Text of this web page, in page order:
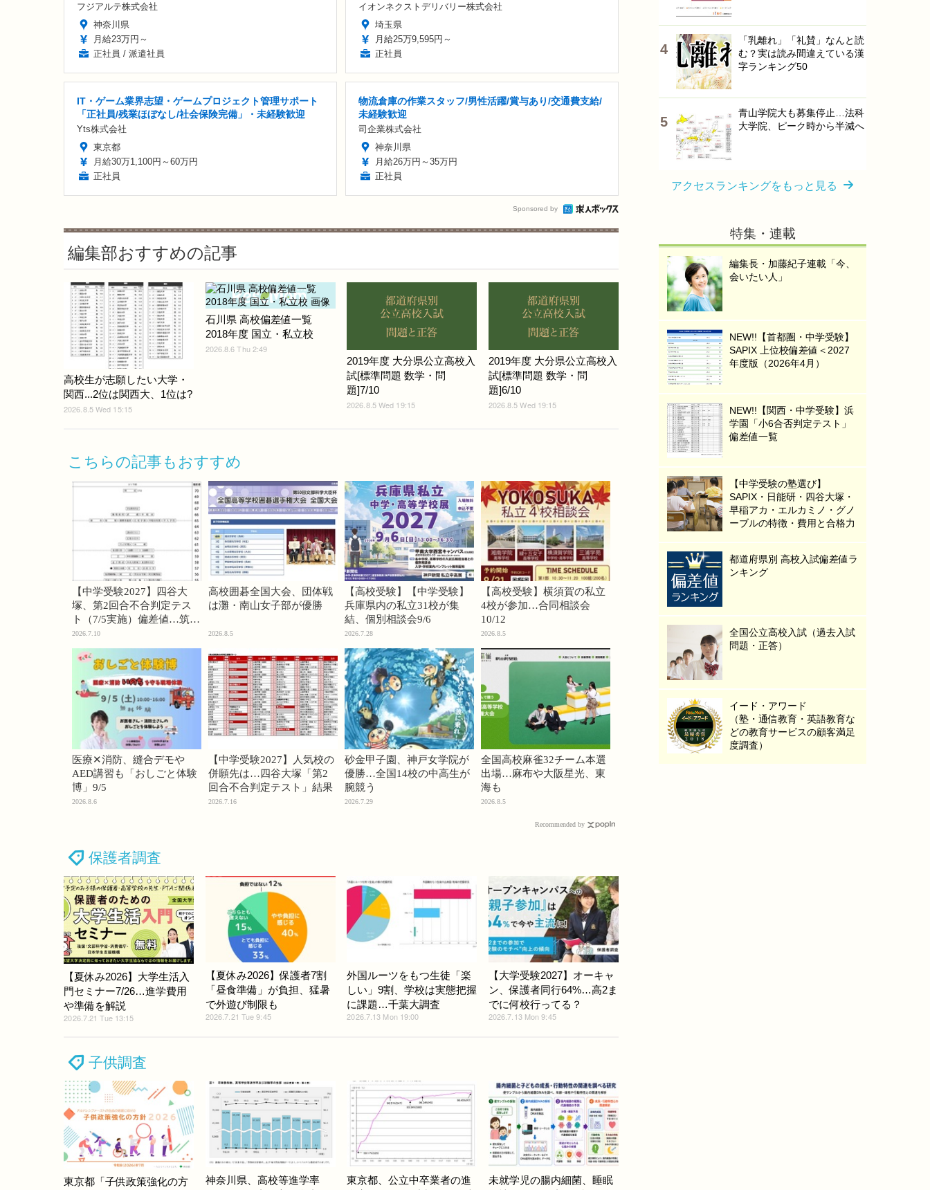
フジアルテ株式会社
神奈川県
月給23万円～
正社員 / 派遣社員
イオンネクストデリバリー株式会社
埼玉県
月給25万9,595円～
正社員
IT・ゲーム業界志望・ゲームプロジェクト管理サポート
「正社員/残業ほぼなし/社会保険完備」・未経験歓迎
Yts株式会社
東京都
月給30万1,100円～60万円
正社員
物流倉庫の作業スタッフ/男性活躍/賞与あり/交通費支給/
未経験歓迎
司企業株式会社
神奈川県
月給26万円～35万円
正社員
Sponsored by
編集部おすすめの記事
高校生が志願したい大学・
関西...2位は関西大、1位は?
2026.8.5 Wed 15:15
石川県 高校偏差値一覧
2018年度 国立・私立校
2026.8.6 Thu 2:49
2019年度 大分県公立高校入
試[標準問題 数学・問
題]7/10
2026.8.5 Wed 19:15
2019年度 大分県公立高校入
試[標準問題 数学・問
題]6/10
2026.8.5 Wed 19:15
こちらの記事もおすすめ
【中学受験2027】四谷大
塚、第2回合不合判定テス
ト（7/5実施）偏差値…筑駒
74・桜蔭70＜PR＞
2026.7.10
高校囲碁全国大会、団体戦
は灘・南山女子部が優勝
2026.8.5
【高校受験】【中学受験】
兵庫県内の私立31校が集
結、個別相談会9/6
2026.7.28
【高校受験】横須賀の私立
4校が参加…合同相談会
10/12
2026.8.5
医療✕消防、縫合デモや
AED講習も「おしごと体験
博」9/5
2026.8.6
【中学受験2027】人気校の
併願先は…四谷大塚「第2
回合不合判定テスト」結果
2026.7.16
砂金甲子園、神戸女学院が
優勝…全国14校の中高生が
腕競う
2026.7.29
全国高校麻雀32チーム本選
出場…麻布や大阪星光、東
海も
2026.8.5
Recommended by
保護者調査
【夏休み2026】大学生活入
門セミナー7/26…進学費用
や準備を解説
2026.7.21 Tue 13:15
【夏休み2026】保護者7割
「昼食準備」が負担、猛暑
で外遊び制限も
2026.7.21 Tue 9:45
外国ルーツをもつ生徒「楽
しい」9割、学校は実態把握
に課題…千葉大調査
2026.7.13 Mon 19:00
【大学受験2027】オーキャ
ン、保護者同行64%…高2ま
でに何校行ってる？
2026.7.13 Mon 9:45
子供調査
東京都「子供政策強化の方
神奈川県、高校等進学率
東京都、公立中卒業者の進
未就学児の腸内細菌、睡眠
「乳離れ」「礼賛」なんと読
む？実は読み間違えている漢
字ランキング50
青山学院大も募集停止…法科
大学院、ピーク時から半減へ
アクセスランキングをもっと見る
特集・連載
編集長・加藤紀子連載「今、
会いたい人」
NEW!!【首都圏・中学受験】
SAPIX 上位校偏差値＜2027
年度版（2026年4月）
NEW!!【関西・中学受験】浜
学園「小6合否判定テスト」
偏差値一覧
【中学受験の塾選び】
SAPIX・日能研・四谷大塚・
早稲アカ・エルカミノ・グノ
ーブルの特徴・費用と合格力
都道府県別 高校入試偏差値ラ
ンキング
全国公立高校入試（過去入試
問題・正答）
イード・アワード
（塾・通信教育・英語教育な
どの教育サービスの顧客満足
度調査）